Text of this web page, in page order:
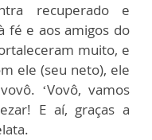
recuperado e
fé e aos amigos do
muito, e
ele (seu neto), ele
‘Vovô, vamos
E aí, graças a